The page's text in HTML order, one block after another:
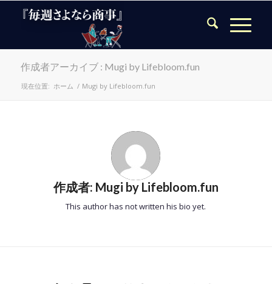
作成者アーカイブ : Mugi by Lifebloom.fun
現在位置: ホーム / Mugi by Lifebloom.fun
作成者: Mugi by Lifebloom.fun
This author has not written his bio yet.